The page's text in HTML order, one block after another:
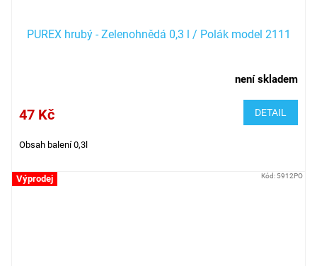
PUREX hrubý - Zelenohnědá 0,3 l / Polák model 2111
není skladem
47 Kč DETAIL
Obsah balení 0,3l
Výprodej Kód: 5912PO